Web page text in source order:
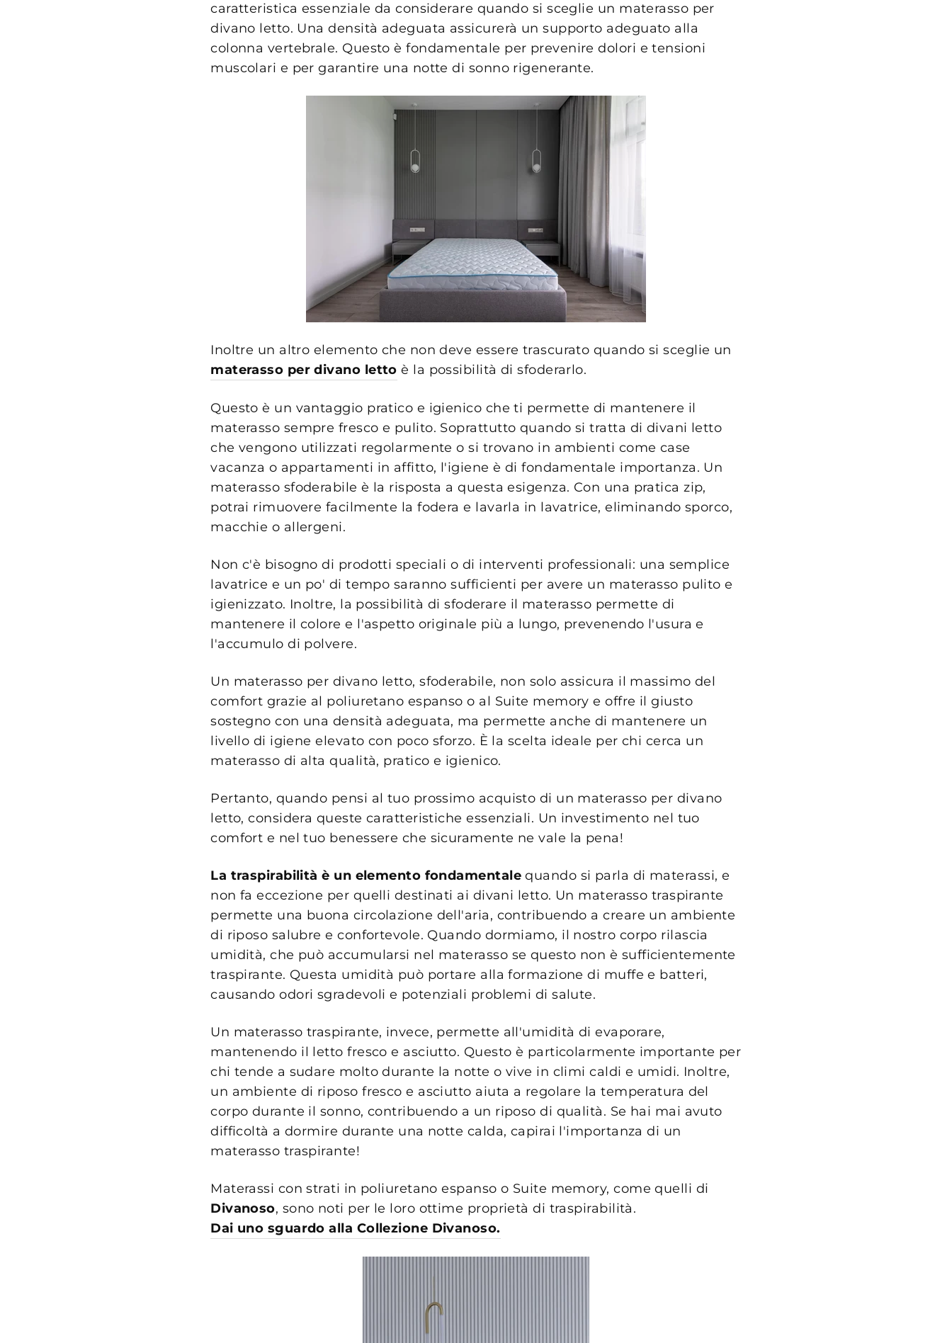
caratteristica essenziale da considerare quando si sceglie un materasso per
divano letto. Una densità adeguata assicurerà un supporto adeguato alla
colonna vertebrale. Questo è fondamentale per prevenire dolori e tensioni
muscolari e per garantire una notte di sonno rigenerante.
Inoltre un altro elemento che non deve essere trascurato quando si sceglie un
materasso per divano letto è la possibilità di sfoderarlo.
Questo è un vantaggio pratico e igienico che ti permette di mantenere il
materasso sempre fresco e pulito. Soprattutto quando si tratta di divani letto
che vengono utilizzati regolarmente o si trovano in ambienti come case
vacanza o appartamenti in affitto, l'igiene è di fondamentale importanza. Un
materasso sfoderabile è la risposta a questa esigenza. Con una pratica zip,
potrai rimuovere facilmente la fodera e lavarla in lavatrice, eliminando sporco,
macchie o allergeni.
Non c'è bisogno di prodotti speciali o di interventi professionali: una semplice
lavatrice e un po' di tempo saranno sufficienti per avere un materasso pulito e
igienizzato. Inoltre, la possibilità di sfoderare il materasso permette di
mantenere il colore e l'aspetto originale più a lungo, prevenendo l'usura e
l'accumulo di polvere.
Un materasso per divano letto, sfoderabile, non solo assicura il massimo del
comfort grazie al poliuretano espanso o al Suite memory e offre il giusto
sostegno con una densità adeguata, ma permette anche di mantenere un
livello di igiene elevato con poco sforzo. È la scelta ideale per chi cerca un
materasso di alta qualità, pratico e igienico.
Pertanto, quando pensi al tuo prossimo acquisto di un materasso per divano
letto, considera queste caratteristiche essenziali. Un investimento nel tuo
comfort e nel tuo benessere che sicuramente ne vale la pena!
La traspirabilità è un elemento fondamentale quando si parla di materassi, e
non fa eccezione per quelli destinati ai divani letto. Un materasso traspirante
permette una buona circolazione dell'aria, contribuendo a creare un ambiente
di riposo salubre e confortevole. Quando dormiamo, il nostro corpo rilascia
umidità, che può accumularsi nel materasso se questo non è sufficientemente
traspirante. Questa umidità può portare alla formazione di muffe e batteri,
causando odori sgradevoli e potenziali problemi di salute.
Un materasso traspirante, invece, permette all'umidità di evaporare,
mantenendo il letto fresco e asciutto. Questo è particolarmente importante per
chi tende a sudare molto durante la notte o vive in climi caldi e umidi. Inoltre,
un ambiente di riposo fresco e asciutto aiuta a regolare la temperatura del
corpo durante il sonno, contribuendo a un riposo di qualità. Se hai mai avuto
difficoltà a dormire durante una notte calda, capirai l'importanza di un
materasso traspirante!
Materassi con strati in poliuretano espanso o Suite memory, come quelli di
Divanoso, sono noti per le loro ottime proprietà di traspirabilità.
Dai uno sguardo alla Collezione Divanoso.